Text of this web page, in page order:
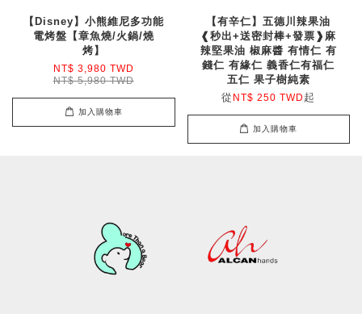
【Disney】小熊維尼多功能
電烤盤【章魚燒/火鍋/燒
烤】
NT$ 3,980 TWD
NT$ 5,980 TWD
加入購物車
【有辛仁】五德川辣果油
❰秒出+送密封棒+發票❱麻
辣堅果油 椒麻醬 有情仁 有
錢仁 有緣仁 義香仁有福仁
五仁 果子樹純素
從 NT$ 250 TWD 起
加入購物車